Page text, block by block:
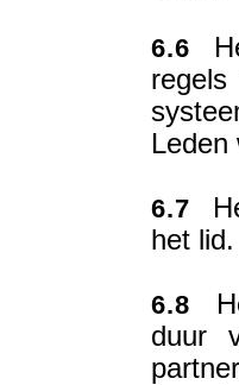
6.6
Leden
6.7
het lid.
6.8
duur